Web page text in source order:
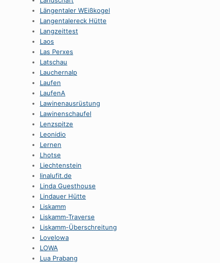
Längentaler WEißkogel
Langentalereck Hütte
Langzeittest
Laos
Las Perxes
Latschau
Lauchernalp
Laufen
LaufenA
Lawinenausrüstung
Lawinenschaufel
Lenzspitze
Leonidio
Lernen
Lhotse
Liechtenstein
linalufit.de
Linda Guesthouse
Lindauer Hütte
Liskamm
Liskamm-Traverse
Liskamm-Überschreitung
Lovelowa
LOWA
Lua Prabang